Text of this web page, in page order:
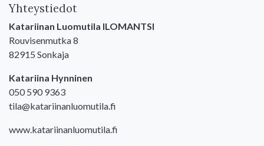
Yhteystiedot
Katariinan Luomutila ILOMANTSI
Rouvisenmutka 8
82915 Sonkaja
Katariina Hynninen
050 590 9363
tila@katariinanluomutila.fi
www.katariinanluomutila.fi